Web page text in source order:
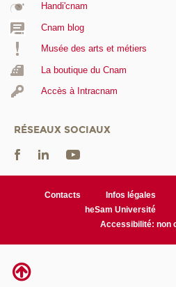
Handi'cnam
Cnam blog
Musée des arts et métiers
La boutique du Cnam
Accès à Intracnam
RÉSEAUX SOCIAUX
Contacts Infos légales
heSam Université
Accessibilité: non